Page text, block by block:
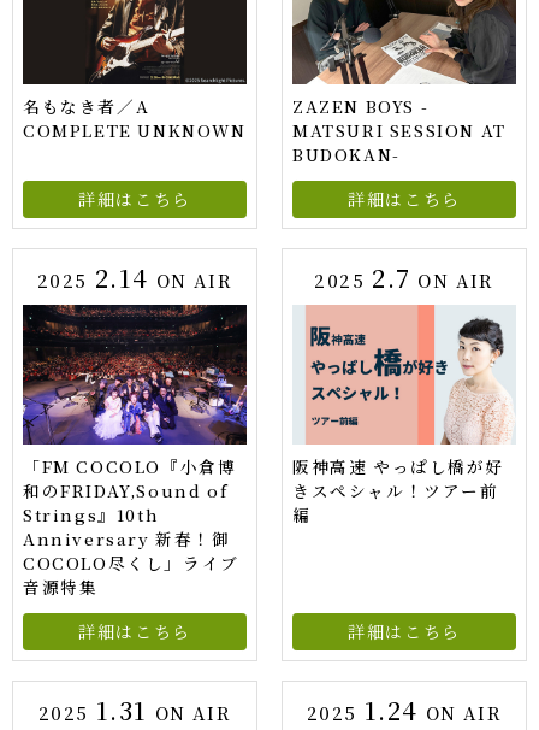
名もなき者／A
COMPLETE UNKNOWN
詳細はこちら
ZAZEN BOYS -
MATSURI SESSION AT
BUDOKAN-
詳細はこちら
2025 2.14 ON AIR
「FM COCOLO『小倉博
和のFRIDAY,Sound of
Strings』10th
Anniversary 新春！御
COCOLO尽くし」ライブ
音源特集
詳細はこちら
2025 2.7 ON AIR
阪神高速 やっぱし橋が好
きスペシャル！ツアー前
編
詳細はこちら
2025 1.31 ON AIR 2025 1.24 ON AIR